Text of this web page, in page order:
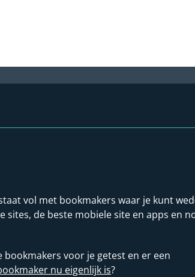
vol met bookmakers waar je kunt
sites, de beste mobiele site en apps en
bookmakers voor je getest en er een
nu eigenlijk is?